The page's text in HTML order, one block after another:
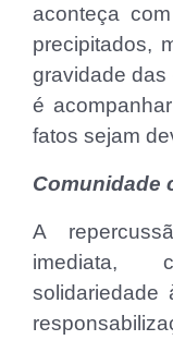
aconteça
precipitados,
gravidade das
é
fatos sejam
Comunidade
A
imediata,